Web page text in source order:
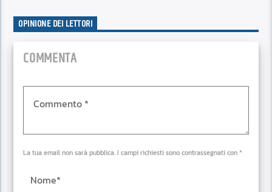
OPINIONE DEI LETTORI
COMMENTA
La tua email non sarà pubblica. I campi richiesti sono contrassegnati con *